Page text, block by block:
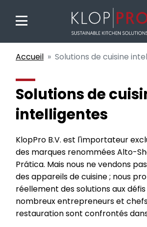
Accueil Solutions de cuisine
Solutions de
intelligentes
KlopPro B.V. est l'importateur
des marques renommées Alto-
Prática. Mais nous ne vendons
des appareils de cuisine ; nous
réellement des solutions aux
nombreux entrepreneurs et
restauration sont confrontés